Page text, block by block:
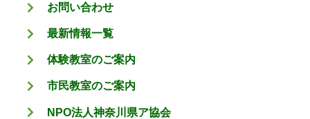
お問い合わせ
最新情報一覧
体験教室のご案内
市民教室のご案内
NPO法人神奈川県ア協会